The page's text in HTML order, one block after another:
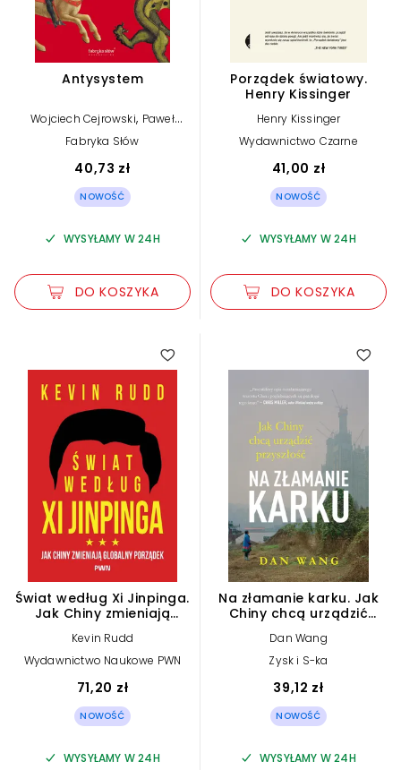
Antysystem
Wojciech Cejrowski, Paweł
Lisicki
Fabryka Słów
40,73 zł
NOWOŚĆ
WYSYŁAMY W 24H
DO KOSZYKA
Porządek światowy.
Henry Kissinger
Henry Kissinger
Wydawnictwo Czarne
41,00 zł
NOWOŚĆ
WYSYŁAMY W 24H
DO KOSZYKA
Świat według Xi Jinpinga.
Jak Chiny zmieniają
Kevin Rudd
Wydawnictwo Naukowe PWN
71,20 zł
NOWOŚĆ
WYSYŁAMY W 24H
Na złamanie karku. Jak
Chiny chcą urządzić
Dan Wang
Zysk i S-ka
39,12 zł
NOWOŚĆ
WYSYŁAMY W 24H